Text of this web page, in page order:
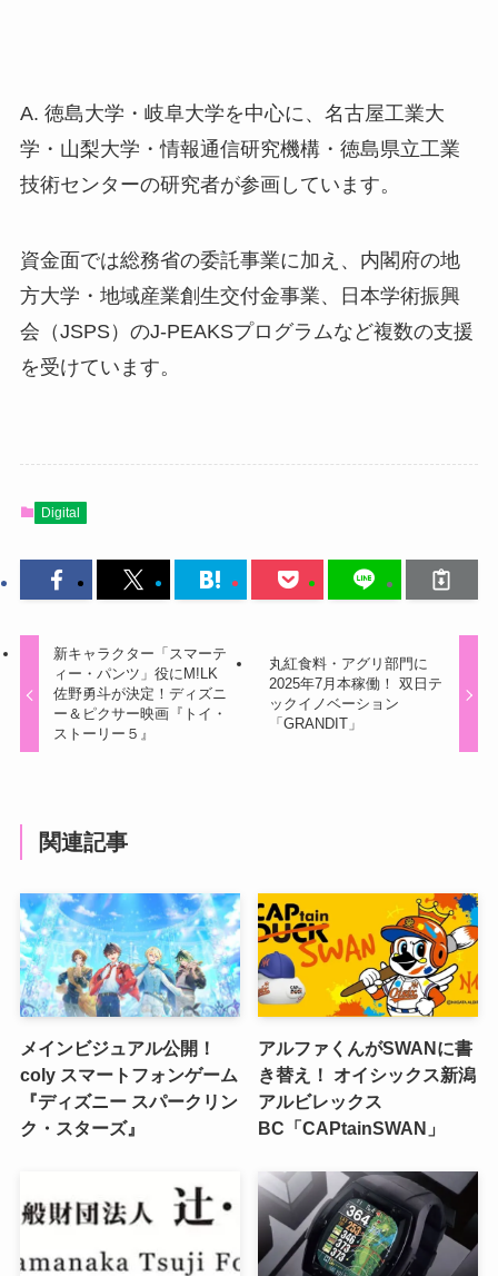
A. 徳島大学・岐阜大学を中心に、名古屋工業大
学・山梨大学・情報通信研究機構・徳島県立工業
技術センターの研究者が参画しています。
資金面では総務省の委託事業に加え、内閣府の地
方大学・地域産業創生交付金事業、日本学術振興
会（JSPS）のJ-PEAKSプログラムなど複数の支援
を受けています。
Digital
新キャラクター「スマーテ
ィー・パンツ」役にM!LK
佐野勇斗が決定！ディズニ
ー＆ピクサー映画『トイ・
ストーリー５』
丸紅食料・アグリ部門に
2025年7月本稼働！ 双日テ
ックイノベーション
「GRANDIT」
関連記事
メインビジュアル公開！
coly スマートフォンゲーム
『ディズニー スパークリン
ク・スターズ』
アルファくんがSWANに書
き替え！ オイシックス新潟
アルビレックス
BC「CAPtainSWAN」